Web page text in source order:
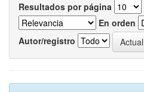
Resultados por página
En orden
Autor/registro